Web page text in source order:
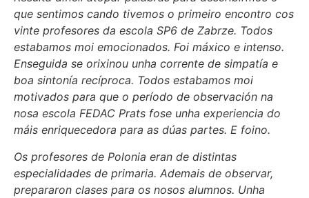
que sentimos cando tivemos o primeiro encontro cos
vinte profesores da escola SP6 de Zabrze. Todos
estabamos moi emocionados. Foi máxico e intenso.
Enseguida se orixinou unha corrente de simpatía e
boa sintonía recíproca. Todos estabamos moi
motivados para que o período de observación na
nosa escola FEDAC Prats fose unha experiencia do
máis enriquecedora para as dúas partes. E foino.
Os profesores de Polonia eran de distintas
especialidades de primaria. Ademais de observar,
prepararon clases para os nosos alumnos. Unha